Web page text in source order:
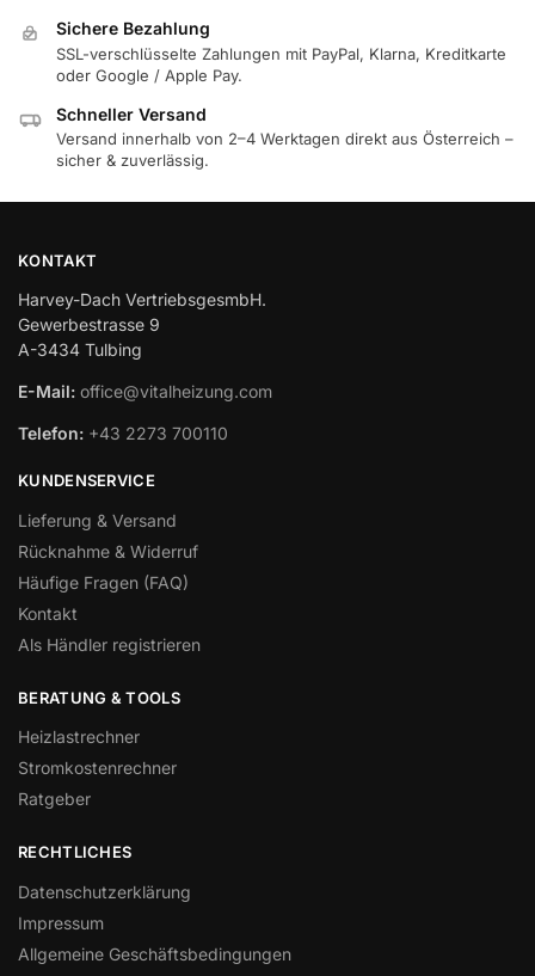
Sichere Bezahlung
SSL-verschlüsselte Zahlungen mit PayPal, Klarna, Kreditkarte
oder Google / Apple Pay.
Schneller Versand
Versand innerhalb von 2–4 Werktagen direkt aus Österreich –
sicher & zuverlässig.
KONTAKT
Harvey-Dach VertriebsgesmbH.
Gewerbestrasse 9
A-3434 Tulbing
E-Mail: office@vitalheizung.com
Telefon: +43 2273 700110
KUNDENSERVICE
Lieferung & Versand
Rücknahme & Widerruf
Häufige Fragen (FAQ)
Kontakt
Als Händler registrieren
BERATUNG & TOOLS
Heizlastrechner
Stromkostenrechner
Ratgeber
RECHTLICHES
Datenschutzerklärung
Impressum
Allgemeine Geschäftsbedingungen